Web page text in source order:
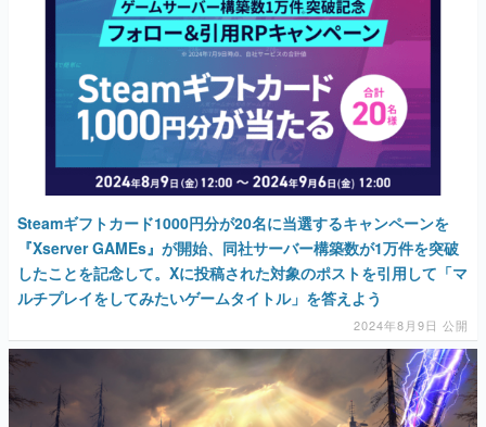
Steamギフトカード1000円分が20名に当選するキャンペーンを
『Xserver GAMEs』が開始、同社サーバー構築数が1万件を突破
したことを記念して。Xに投稿された対象のポストを引用して「マ
ルチプレイをしてみたいゲームタイトル」を答えよう
2024年8月9日 公開